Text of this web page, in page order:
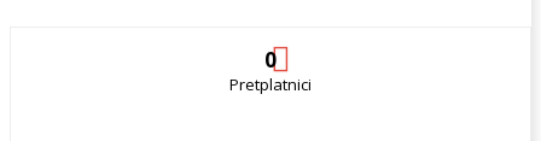
0
Pretplatnici